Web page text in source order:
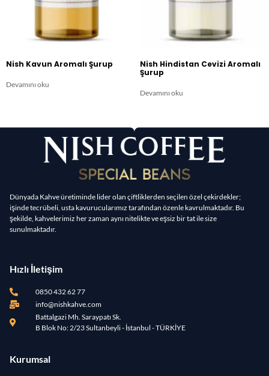
Nish Kavun Aromalı Şurup
Devamını oku
Nish Hindistan Cevizi Aromalı
Şurup
Devamını oku
Dünyada Kahve üretiminde lider olan çiftliklerden seçilen özel çekirdekler;
işinde tecrübeli, usta kavurucularımız tarafından özenle kavrulmaktadır. Bu
şekilde, kahvelerimiz her zaman aynı nitelikte ve eşsiz bir tat ile size
sunulmaktadır.
Hızlı İletişim
0850 432 62 77
info@nishkahve.com
Battalgazi Mh. Saraypatı Sk.
B Blok No: 2/23 Sultanbeyli - İstanbul - TÜRKİYE
Kurumsal